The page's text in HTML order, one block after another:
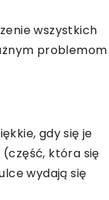
wszystkich
problemom
gdy się je
która się
wydają się